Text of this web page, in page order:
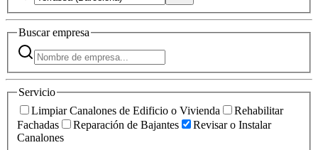
Buscarempresa
Servicio
Limpiar Canalones de Edificio o Vivienda
Rehabilitar
Fachadas
Reparación de Bajantes
Revisar o Instalar
Canalones